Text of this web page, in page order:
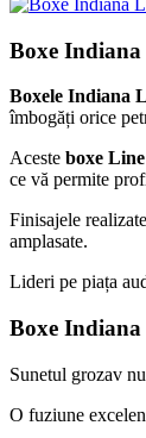
Boxe
Boxele Indiana
îmbogăți orice
Aceste boxe
ce vă permite
Finisajele
amplasate.
Lideri pe piața
Boxe
Sunetul grozav
O fuziune